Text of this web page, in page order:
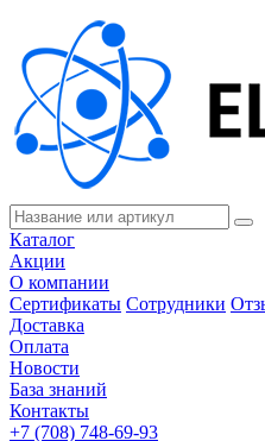
Каталог
Акции
О компании
Сертификаты Сотрудники
Доставка
Оплата
Новости
База знаний
Контакты
+7 (708) 748-69-93